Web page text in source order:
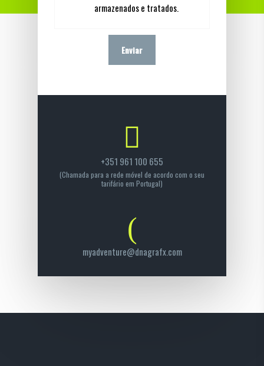
armazenados e tratados.
+351 961 100 655
(Chamada para a rede móvel de acordo com o seu
tarifário em Portugal)
myadventure@dnagrafx.com